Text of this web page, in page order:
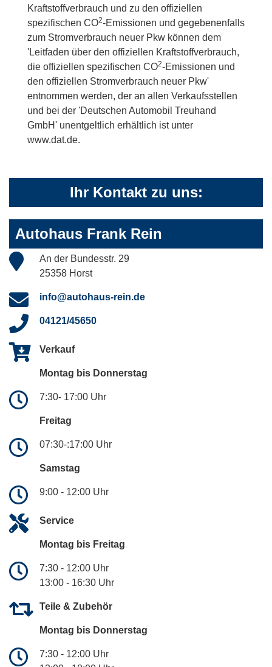
Kraftstoffverbrauch und zu den offiziellen
spezifischen CO2-Emissionen und gegebenenfalls
zum Stromverbrauch neuer Pkw können dem
'Leitfaden über den offiziellen Kraftstoffverbrauch,
die offiziellen spezifischen CO2-Emissionen und
den offiziellen Stromverbrauch neuer Pkw'
entnommen werden, der an allen Verkaufsstellen
und bei der 'Deutschen Automobil Treuhand
GmbH' unentgeltlich erhältlich ist unter
www.dat.de.
Ihr Kontakt zu uns:
Autohaus Frank Rein
An der Bundesstr. 29
25358 Horst
info@autohaus-rein.de
04121/45650
Verkauf
Montag bis Donnerstag
7:30- 17:00 Uhr
Freitag
07:30-:17:00 Uhr
Samstag
9:00 - 12:00 Uhr
Service
Montag bis Freitag
7:30 - 12:00 Uhr
13:00 - 16:30 Uhr
Teile & Zubehör
Montag bis Donnerstag
7:30 - 12:00 Uhr